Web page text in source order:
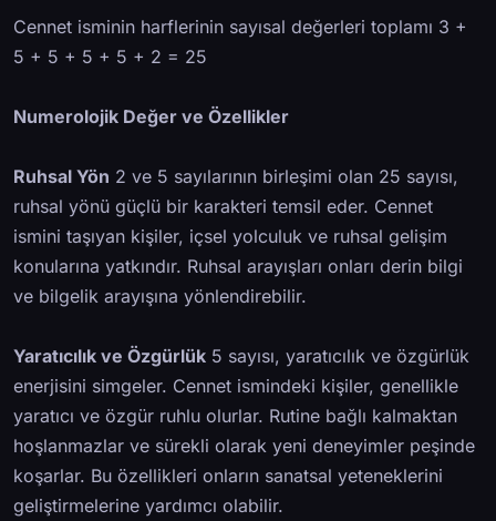
Cennet isminin harflerinin sayısal değerleri toplamı 3 +
5 + 5 + 5 + 5 + 2 = 25
Numerolojik Değer ve Özellikler
Ruhsal Yön 2 ve 5 sayılarının birleşimi olan 25 sayısı,
ruhsal yönü güçlü bir karakteri temsil eder. Cennet
ismini taşıyan kişiler, içsel yolculuk ve ruhsal gelişim
konularına yatkındır. Ruhsal arayışları onları derin bilgi
ve bilgelik arayışına yönlendirebilir.
Yaratıcılık ve Özgürlük 5 sayısı, yaratıcılık ve özgürlük
enerjisini simgeler. Cennet ismindeki kişiler, genellikle
yaratıcı ve özgür ruhlu olurlar. Rutine bağlı kalmaktan
hoşlanmazlar ve sürekli olarak yeni deneyimler peşinde
koşarlar. Bu özellikleri onların sanatsal yeteneklerini
geliştirmelerine yardımcı olabilir.